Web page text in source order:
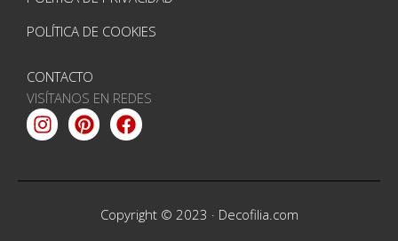
POLÍTICA DE COOKIES
CONTACTO
VISÍTANOS EN REDES
Instagram
PinterestFacebook
Copyright © 2023 · Decofilia.com